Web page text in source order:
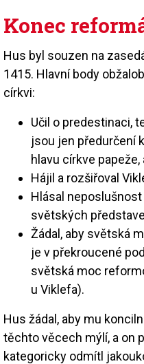
Konec
Hus byl souzen na
1415. Hlavní body
církvi:
Učil o predestinaci,
jsou jen předurčení
hlavu církve papeže,
Hájil a rozšiřoval
Hlásal
světských
Žádal, aby světská
je v překroucené
světská moc
u Viklefa).
Hus žádal, aby mu
těchto věcech mýlí, a on
kategoricky odmítl